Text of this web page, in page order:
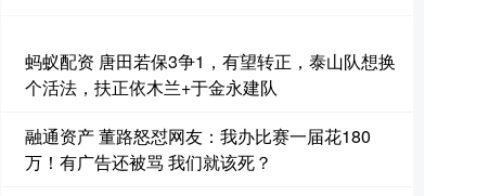
蚂蚁配资 唐田若保3争1，有望转正，泰山队想换
个活法，扶正依木兰+于金永建队
融通资产 董路怒怼网友：我办比赛一届花180
万！有广告还被骂 我们就该死？